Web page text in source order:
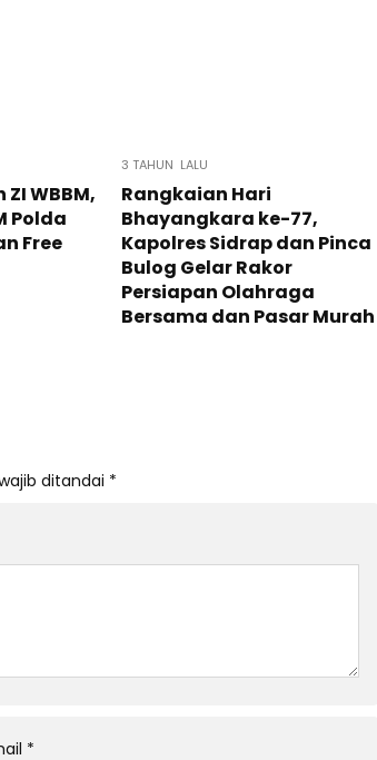
WBBM,
Polda
Free
3 TAHUN LALU
Rangkaian Hari
Bhayangkara ke-77,
Kapolres Sidrap dan Pinca
Bulog Gelar Rakor
Persiapan Olahraga
Bersama dan Pasar Murah
ditandai *
*